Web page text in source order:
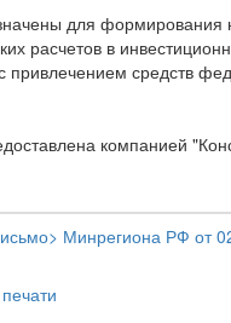
для формирования
расчетов в
привлечением средств
компанией
Минрегиона РФ от